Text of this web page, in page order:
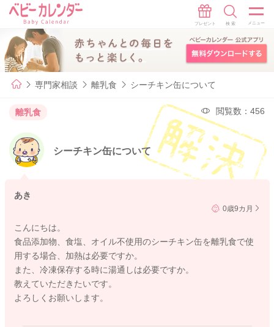
専門家相談 離乳食 シーチキン缶について
離乳食 閲覧数：456
シーチキン缶について
あき
0歳9カ月
こんにちは。
食品添加物、食塩、オイル不使用のシーチキン缶を離乳食で使
用する場合、加熱は必要ですか。
また、冷凍保存する時に湯通しは必要ですか。
教えていただきたいです。
よろしくお願いします。